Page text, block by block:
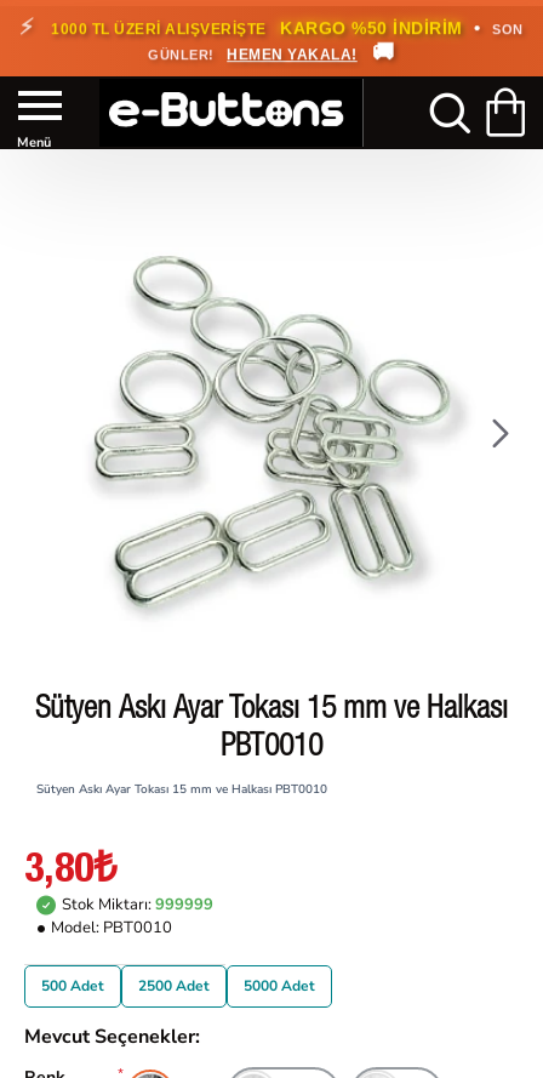
⚡ 1000 TL ÜZERİ ALIŞVERİŞTE KARGO %50 İNDİRİM •
SON
GÜNLER!
HEMEN YAKALA! 🚚
Sütyen Askı Ayar Tokası 15 mm ve Halkası
PBT0010
Sütyen Askı Ayar Tokası 15 mm ve Halkası PBT0010
3,80₺
Stok Miktarı:999999
Model: PBT0010
500 Adet 2500 Adet 5000 Adet
Mevcut Seçenekler: